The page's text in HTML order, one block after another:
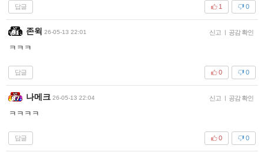
답글 0
1
존윅 26-05-13 22:01 신고 | 공감 확인
ㅋㅋㅋ
답글 0
0
나메크 26-05-13 22:04 신고 | 공감 확인
ㅋㅋㅋㅋ
답글 0
0